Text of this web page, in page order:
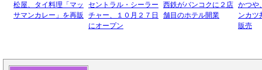
松屋、タイ料理「マッ
サマンカレー」を再販
セントラル・シーラー
チャー、１０月２７日
にオープン
西鉄がバンコクに２店
舗目のホテル開業
かつや
ンカツ
販売